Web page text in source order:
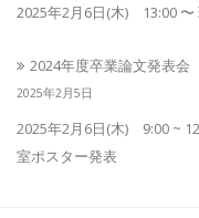
2025年2月6日(木) 13:00 〜
2024年度卒業論文発表会
2025年2月5日
2025年2月6日(木) 9:00 ~
室ポスター発表